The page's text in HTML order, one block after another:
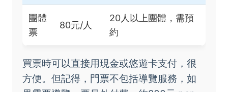
團體
票
80元/人
20人以上團體，需預
約
買票時可以直接用現金或悠遊卡支付，很
方便。但記得，門票不包括導覽服務，如